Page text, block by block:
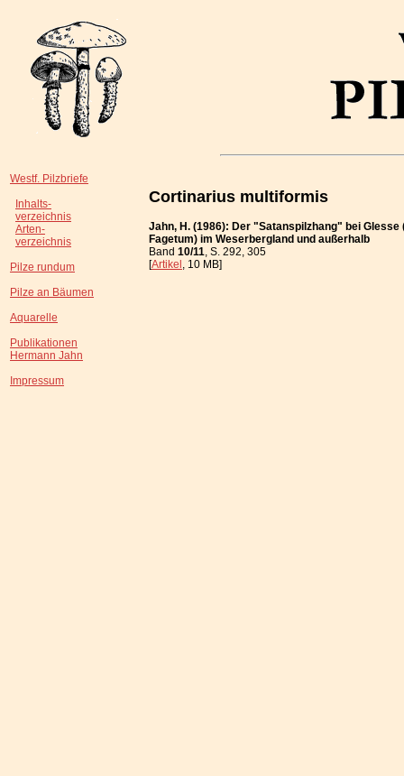
Westf. Pilzbriefe
Inhalts-
verzeichnis
Arten-
verzeichnis
Pilze rundum
Pilze an Bäumen
Aquarelle
Publikationen
Hermann Jahn
Impressum
Cortinarius multiformis
Jahn, H. (1986): Der "Satanspilzhang" bei
Fagetum) im Weserbergland und außerhalb
Band 10/11, S. 292, 305
[Artikel, 10 MB]